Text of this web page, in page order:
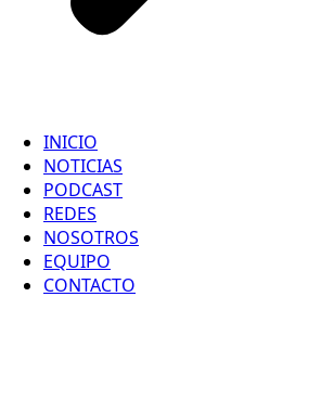
INICIO
NOTICIAS
PODCAST
REDES
NOSOTROS
EQUIPO
CONTACTO